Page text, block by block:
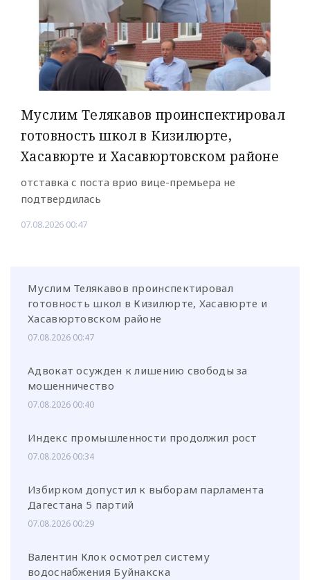
Муслим Телякавов проинспектировал
готовность школ в Кизилюрте,
Хасавюрте и Хасавюртовском районе
отставка с поста врио вице-премьера не
подтвердилась
07.08.2026 00:47
Муслим Телякавов проинспектировал
готовность школ в Кизилюрте, Хасавюрте и
Хасавюртовском районе
07.08.2026 00:47
Адвокат осужден к лишению свободы за
мошенничество
07.08.2026 00:40
Индекс промышленности продолжил рост
07.08.2026 00:34
Избирком допустил к выборам парламента
Дагестана 5 партий
07.08.2026 00:29
Валентин Клок осмотрел систему
водоснабжения Буйнакска